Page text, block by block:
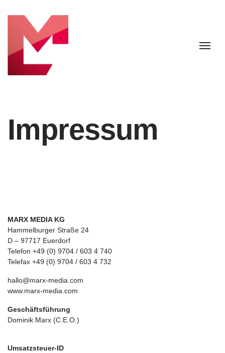
Impressum
MARX MEDIA KG
Hammelburger Straße 24
D – 97717 Euerdorf
Telefon +49 (0) 9704 / 603 4 740
Telefax +49 (0) 9704 / 603 4 732
hallo@marx-media.com
www.marx-media.com
Geschäftsführung
Dominik Marx (C.E.O.)
Umsatzsteuer-ID